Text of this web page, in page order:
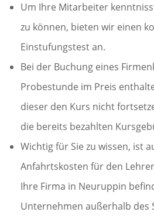
Um Ihre Mitarbeiter
zu können, bieten wir einen
Einstufungstest an.
Bei der Buchung eines
Probestunde im Preis
dieser den Kurs nicht
die bereits bezahlten
Wichtig für Sie zu wissen, ist
Anfahrtskosten für den
Ihre Firma in Neuruppin
Unternehmen außerhalb des